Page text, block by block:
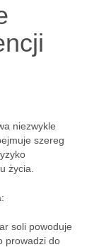
niezwykle
szereg
życia.
soli powoduje
prowadzi do